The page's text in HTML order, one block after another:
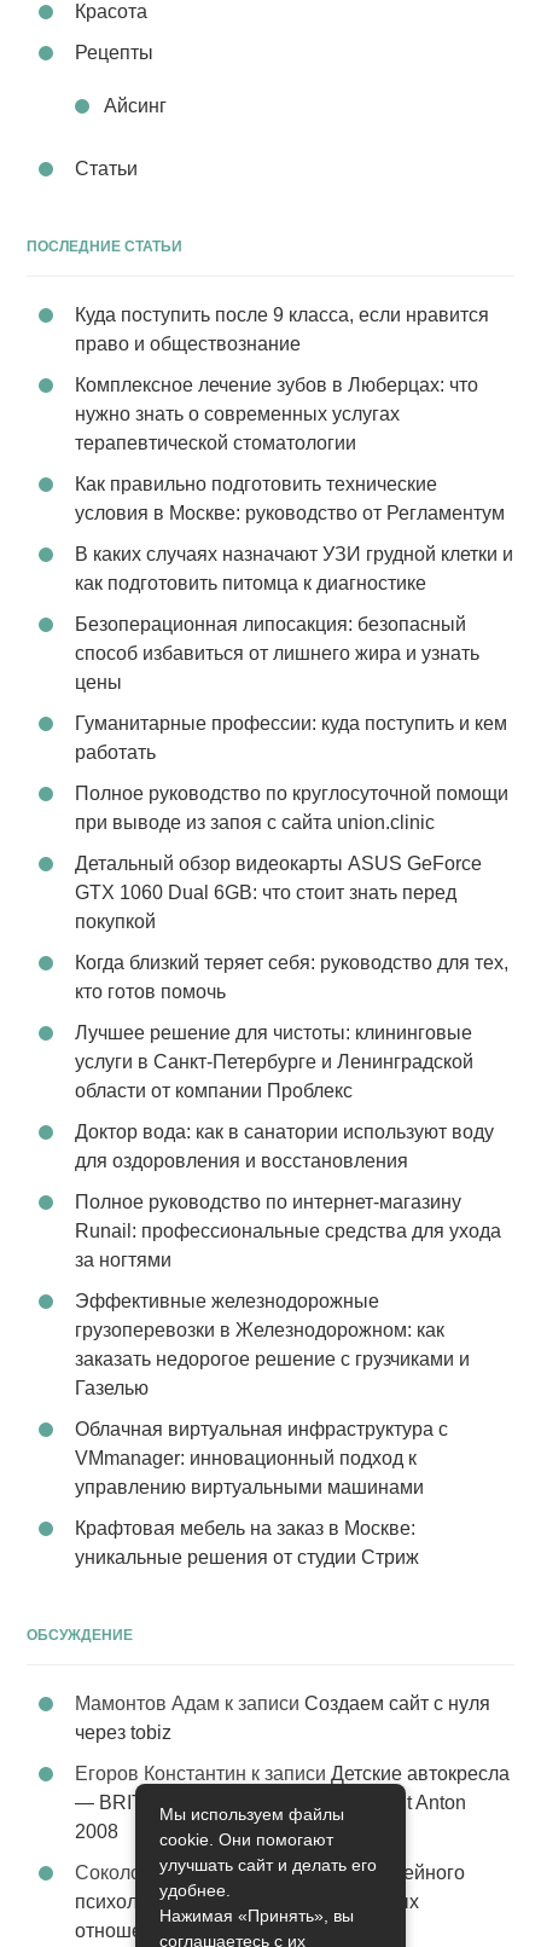
Красота
Рецепты
Айсинг
Статьи
ПОСЛЕДНИЕ СТАТЬИ
Куда поступить после 9 класса, если нравится
право и обществознание
Комплексное лечение зубов в Люберцах: что
нужно знать о современных услугах
терапевтической стоматологии
Как правильно подготовить технические
условия в Москве: руководство от Регламентум
В каких случаях назначают УЗИ грудной клетки и
как подготовить питомца к диагностике
Безоперационная липосакция: безопасный
способ избавиться от лишнего жира и узнать
цены
Гуманитарные профессии: куда поступить и кем
работать
Полное руководство по круглосуточной помощи
при выводе из запоя с сайта union.clinic
Детальный обзор видеокарты ASUS GeForce
GTX 1060 Dual 6GB: что стоит знать перед
покупкой
Когда близкий теряет себя: руководство для тех,
кто готов помочь
Лучшее решение для чистоты: клининговые
услуги в Санкт-Петербурге и Ленинградской
области от компании Проблекс
Доктор вода: как в санатории используют воду
для оздоровления и восстановления
Полное руководство по интернет-магазину
Runail: профессиональные средства для ухода
за ногтями
Эффективные железнодорожные
грузоперевозки в Железнодорожном: как
заказать недорогое решение с грузчиками и
Газелью
Облачная виртуальная инфраструктура с
VMmanager: инновационный подход к
управлению виртуальными машинами
Крафтовая мебель на заказ в Москве:
уникальные решения от студии Стриж
ОБСУЖДЕНИЕ
Мамонтов Адам к записиСоздаем сайт с нуля
через tobiz
Егоров Константин к записиДетские автокресла
— BRITAX Evolva 1-2-3 (1-2-3) цвет St Anton
2008
Соколова Эльзак записиУслуги семейного
психолога – стабильность в семейных
отношениях
Мы используем файлы
cookie. Они помогают
улучшать сайт и делать его
удобнее.
Нажимая «Принять», вы
соглашаетесь с их